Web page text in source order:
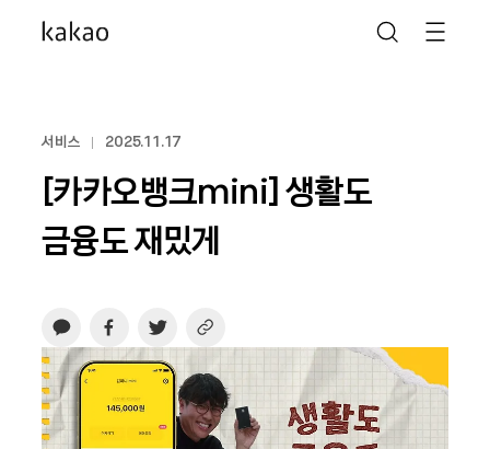
서비스 2025.11.17
[카카오뱅크mini] 생활도
금융도 재밌게